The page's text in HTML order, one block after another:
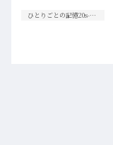
ひとりごとの記憶20s-30s